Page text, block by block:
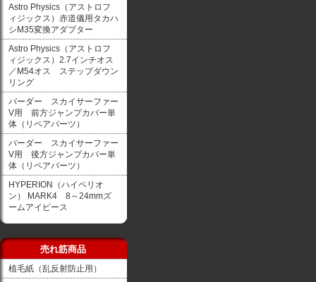
Astro Physics（アストロフ
ィジックス）赤道儀用タカハ
シM35変換アダプター
Astro Physics（アストロフ
ィジックス）2.7インチオス
／M54オス ステップダウン
リング
バーダー スカイサーファー
V用 前方ジャンプカバー単
体（リペアパーツ）
バーダー スカイサーファー
V用 後方ジャンプカバー単
体（リペアパーツ）
HYPERION（ハイペリオ
ン） MARK4 8～24mmズ
ームアイピース
売れ筋商品
植毛紙（乱反射防止用）